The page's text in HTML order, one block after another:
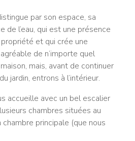
par son espace, sa
de l’eau, qui est une présence
et qui crée une
de n’importe quel
mais, avant de continuer
jardin, entrons à l’intérieur.
accueille avec un bel escalier
chambres situées au
principale (que nous